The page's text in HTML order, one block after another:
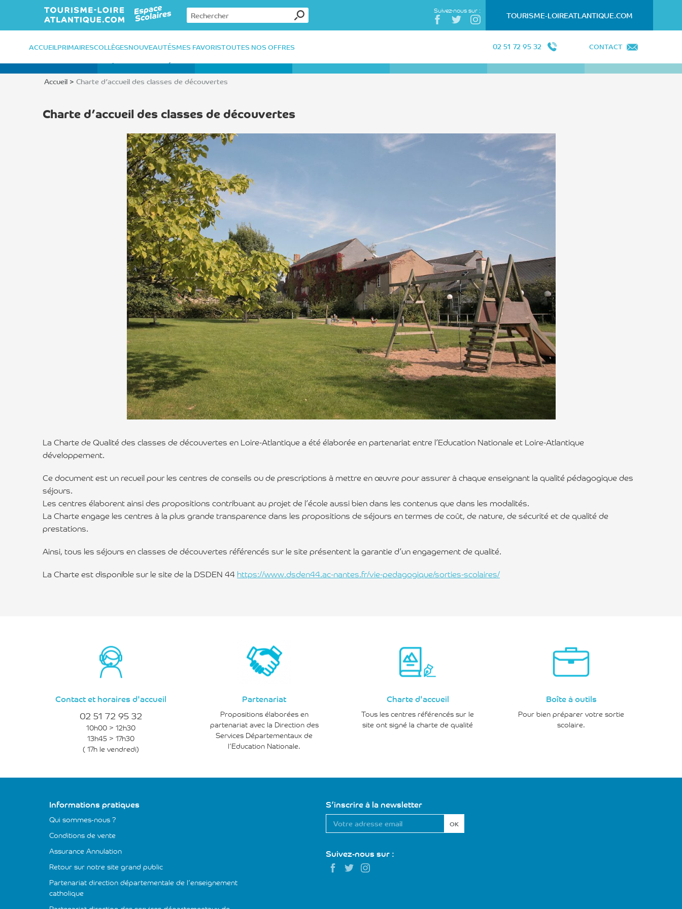
Retour à l'accueil
ACCUEILPRIMAIRESCOLLÈGESNOUVEAUTÉSMES FAVORISTOUTES NOS OFFRES 02 51 72 95 32 CONTACT
Suivez-nous sur : TOURISME-LOIREATLANTIQUE.COM
Accueil > Charte d’accueil des classes de découvertes
Charte d’accueil des classes de découvertes
La Charte de Qualité des classes de découvertes en Loire-Atlantique a été élaborée en partenariat entre l’Education Nationale et Loire-Atlantique
développement.
Ce document est un recueil pour les centres de conseils ou de prescriptions à mettre en œuvre pour assurer à chaque enseignant la qualité pédagogique des
séjours.
Les centres élaborent ainsi des propositions contribuant au projet de l’école aussi bien dans les contenus que dans les modalités.
La Charte engage les centres à la plus grande transparence dans les propositions de séjours en termes de coût, de nature, de sécurité et de qualité de
prestations.
Ainsi, tous les séjours en classes de découvertes référencés sur le site présentent la garantie d’un engagement de qualité.
La Charte est disponible sur le site de la DSDEN 44https://www.dsden44.ac-nantes.fr/vie-pedagogique/sorties-scolaires/
Contact et horaires d'accueil
02 51 72 95 32
10h00 > 12h30
13h45 > 17h30
( 17h le vendredi)
Partenariat
Propositions élaborées en
partenariat avec la Direction des
Services Départementaux de
l’Education Nationale.
Charte d'accueil
Tous les centres référencés sur le
site ont signé la charte de qualité
Boîte à outils
Pour bien préparer votre sortie
scolaire.
Informations pratiques
Qui sommes-nous ?
Conditions de vente
Assurance Annulation
Retour sur notre site grand public
Partenariat direction départementale de l’enseignement
catholique
S’inscrire à la newsletter
Votre
adresse
email *
Suivez-nous sur :